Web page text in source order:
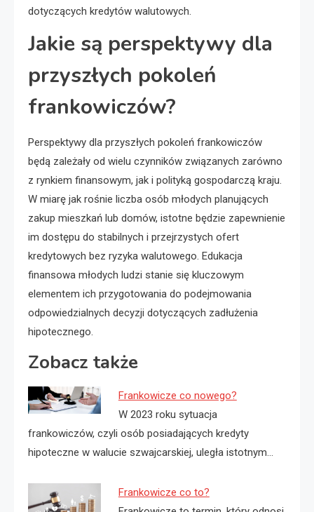
dotyczących kredytów walutowych.
Jakie są perspektywy dla
przyszłych pokoleń
frankowiczów?
Perspektywy dla przyszłych pokoleń frankowiczów
będą zależały od wielu czynników związanych zarówno
z rynkiem finansowym, jak i polityką gospodarczą kraju.
W miarę jak rośnie liczba osób młodych planujących
zakup mieszkań lub domów, istotne będzie zapewnienie
im dostępu do stabilnych i przejrzystych ofert
kredytowych bez ryzyka walutowego. Edukacja
finansowa młodych ludzi stanie się kluczowym
elementem ich przygotowania do podejmowania
odpowiedzialnych decyzji dotyczących zadłużenia
hipotecznego.
Zobacz także
Frankowicze co nowego?
W 2023 roku sytuacja
frankowiczów, czyli osób posiadających kredyty
hipoteczne w walucie szwajcarskiej, uległa istotnym…
Frankowicze co to?